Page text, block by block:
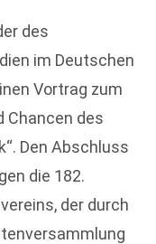
des
im Deutschen
Vortrag zum
Chancen des
Den Abschluss
die 182.
der durch